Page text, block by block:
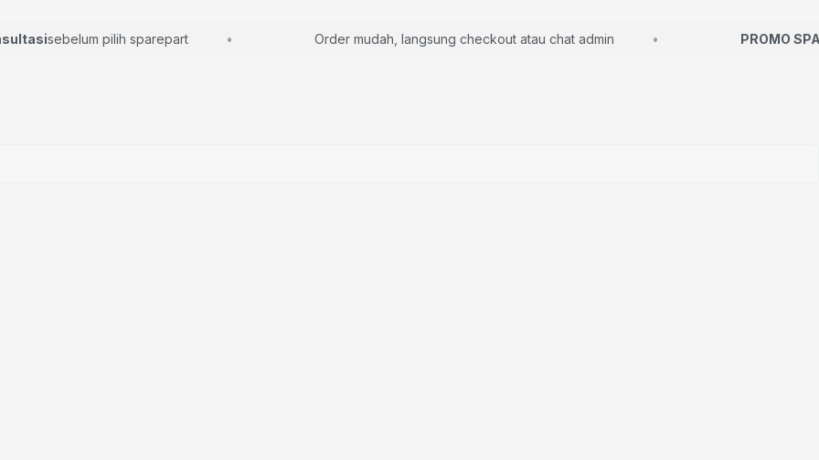
sebelum pilih sparepart Order mudah, langsung checkout atau chat admin PROMO